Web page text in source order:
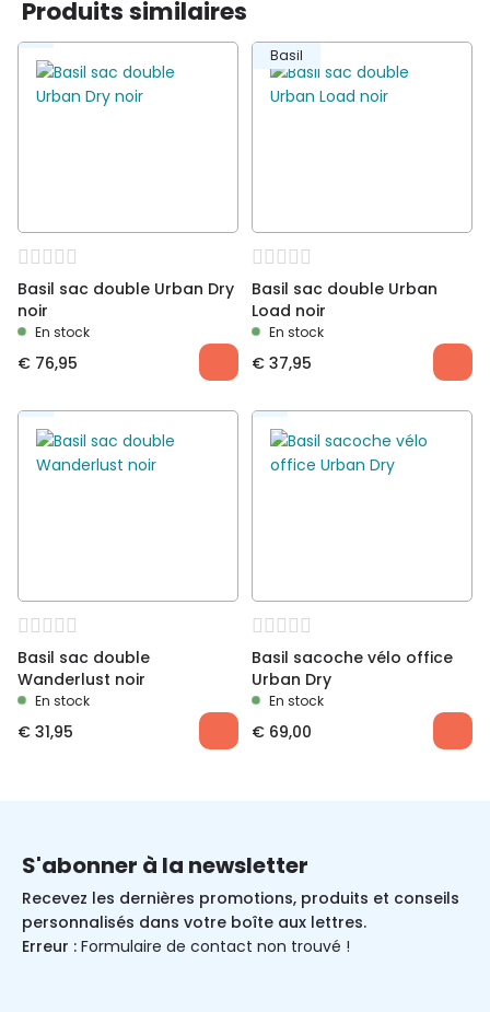
Produits similaires
Basil sac double Urban Dry
noir
En stock
€ 76,95
Basil
Basil sac double Urban
Load noir
En stock
€ 37,95
Basil sac double
Wanderlust noir
En stock
€ 31,95
Basil sacoche vélo office
Urban Dry
En stock
€ 69,00
S'abonner à la newsletter
Recevez les dernières promotions, produits et conseils
personnalisés dans votre boîte aux lettres.
Erreur : Formulaire de contact non trouvé !